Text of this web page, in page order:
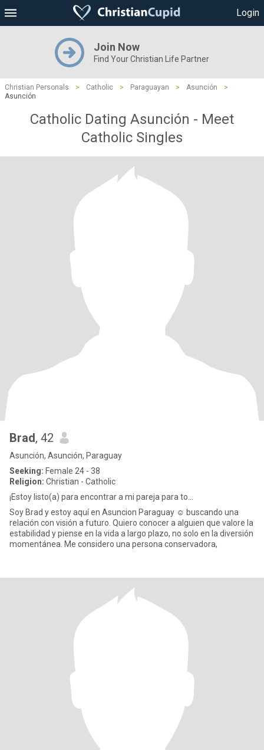
Login
Join Now
Find Your Christian Life Partner
Christian Personals > Catholic > Paraguayan > Asunción
>
Asunción
Catholic Dating Asunción - Meet
Catholic Singles
Brad, 42
Asunción, Asunción, Paraguay
Seeking: Female 24 - 38
Religion: Christian - Catholic
¡Estoy listo(a) para encontrar a mi pareja para to...
Soy Brad y estoy aquí en Asuncion Paraguay ☺️ buscando una
relación con visión a futuro. Quiero conocer a alguien que valore la
estabilidad y piense en la vida a largo plazo, no solo en la diversión
momentánea. Me considero una persona conservadora,